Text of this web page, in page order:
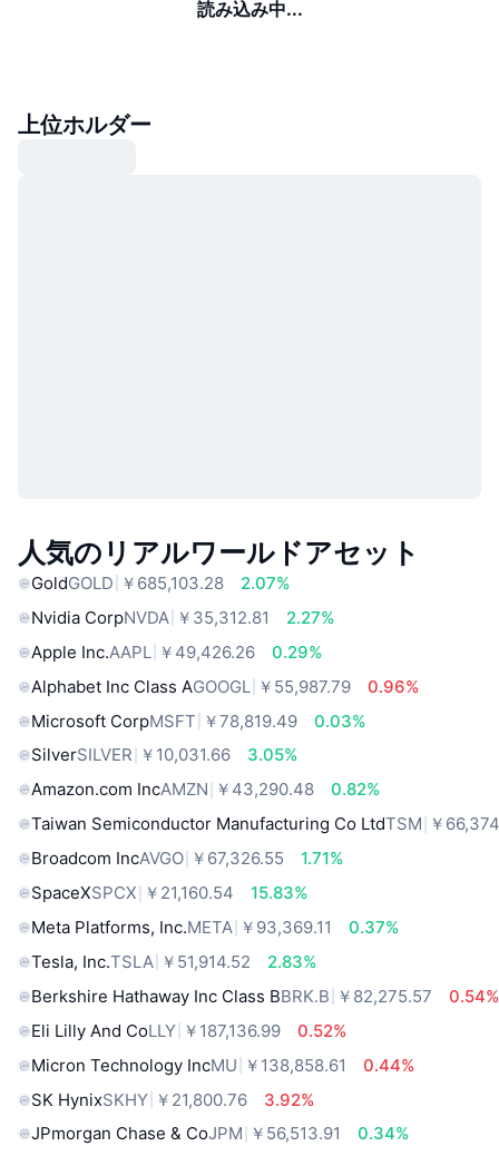
読み込み中...
上位ホルダー
人気のリアルワールドアセット
GoldGOLD ￥685,103.28
2.07%
Nvidia CorpNVDA ￥35,312.81
2.27%
Apple Inc.AAPL ￥49,426.26
0.29%
Alphabet Inc Class AGOOGL ￥55,987.79
0.96%
Microsoft CorpMSFT ￥78,819.49
0.03%
SilverSILVER ￥10,031.66
3.05%
Amazon.com IncAMZN ￥43,290.48
0.82%
Taiwan Semiconductor Manufacturing Co LtdTSM ￥
Broadcom IncAVGO ￥67,326.55
1.71%
SpaceXSPCX ￥21,160.54
15.83%
Meta Platforms, Inc.META ￥93,369.11
0.37%
Tesla, Inc.TSLA ￥51,914.52
2.83%
Berkshire Hathaway Inc Class BBRK.B ￥82,275.57
0.54%
Eli Lilly And CoLLY ￥187,136.99
0.52%
Micron Technology IncMU ￥138,858.61
0.44%
SK HynixSKHY ￥21,800.76
3.92%
JPmorgan Chase & CoJPM ￥56,513.91
0.34%